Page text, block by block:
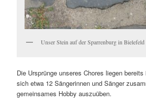
Unser Stein auf der Sparrenburg in Bielefeld
Die Ursprünge unseres Chores liegen
sich etwa 12 Sängerinnen und Sänger
gemeinsames Hobby auszuüben.